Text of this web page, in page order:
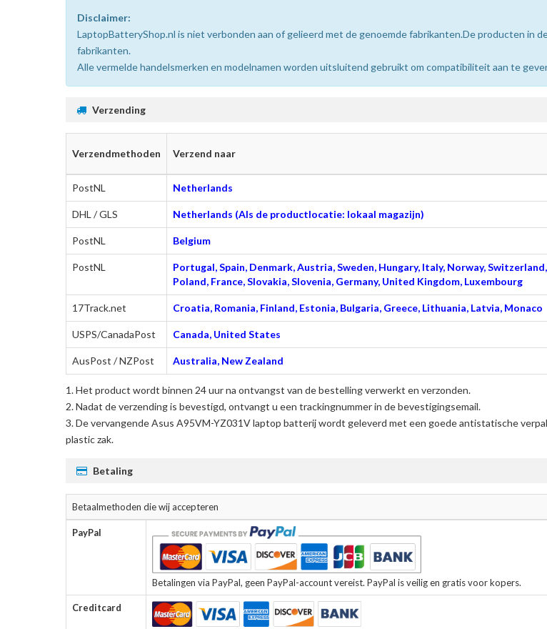
Disclaimer:
LaptopBatteryShop.nl is niet verbonden aan of gelieerd met de genoemde fabrikanten.De producten in
fabrikanten.
Alle vermelde handelsmerken en modelnamen worden uitsluitend gebruikt om compatibiliteit aan te
Verzending
Verzendmethoden Verzend naar
PostNL Netherlands
DHL / GLS Netherlands (Als de productlocatie: lokaal magazijn)
PostNL Belgium
PostNL
Portugal, Spain, Denmark, Austria, Sweden, Hungary, Italy, Norway,
Poland, France, Slovakia, Slovenia, Germany, United Kingdom, Luxembourg
17Track.net Croatia, Romania, Finland, Estonia, Bulgaria, Greece, Lithuania, Latvia, Monaco
USPS/CanadaPost Canada, United States
AusPost / NZPost Australia, New Zealand
Het product wordt binnen 24 uur na ontvangst van de bestelling verwerkt en verzonden.
Nadat de verzending is bevestigd, ontvangt u een trackingnummer in de bevestigingsemail.
Devervangende Asus A95VM-YZ031V laptop batterijwordt geleverd met een goede antistatische
plastic zak.
Betaling
Betaalmethoden die wij accepteren
PayPal
Betalingen via PayPal, geen PayPal-account vereist. PayPal is veilig en gratis voor kopers.
Creditcard